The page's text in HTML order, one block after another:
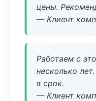
цены.
— Клиент
Работаем с
несколько
в срок.
— Клиент